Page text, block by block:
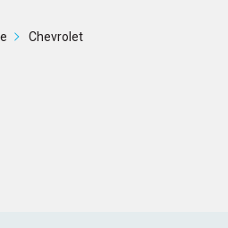
Chevrolet